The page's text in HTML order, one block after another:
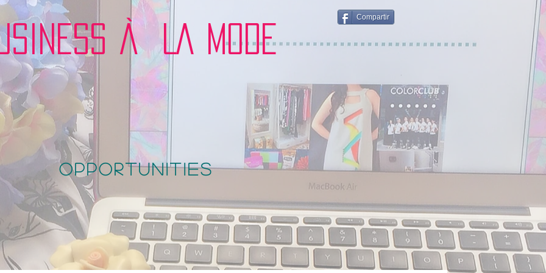
À LA MODE
Compartir
opportunities